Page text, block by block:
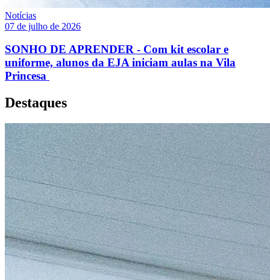
Notícias
07 de julho de 2026
SONHO DE APRENDER - Com kit escolar e
uniforme, alunos da EJA iniciam aulas na Vila
Princesa
Destaques